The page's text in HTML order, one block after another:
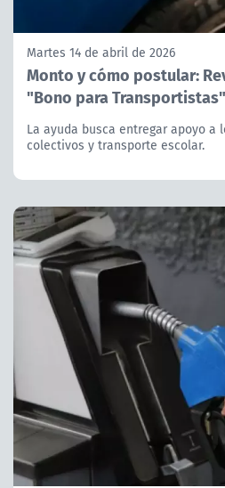
Martes 14 de abril de 2026
Monto y cómo postular:
"Bono para Transportistas"
La ayuda busca entregar apoyo a
colectivos y transporte escolar.